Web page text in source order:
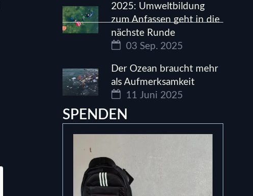
2025: Umweltbildung
zum Anfassen geht in die
nächste Runde
03 Sep. 2025
Der Ozean braucht mehr
als Aufmerksamkeit
11 Juni 2025
SPENDEN